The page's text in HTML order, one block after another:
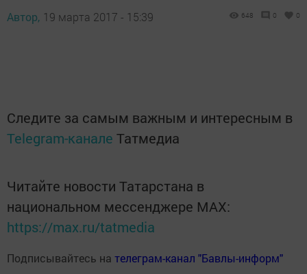
Автор, 19 марта 2017 - 15:39 648 0 0
Следите за самым важным и интересным в
Telegram-канале Татмедиа
Читайте новости Татарстана в
национальном мессенджере MАХ:
https://max.ru/tatmedia
Подписывайтесь на телеграм-канал "Бавлы-информ"